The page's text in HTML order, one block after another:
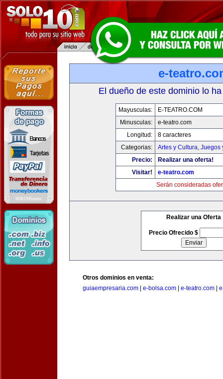
e-
El dueño de este dominio lo
Mayusculas:
E-TEATRO.COM
Minusculas:
e-teatro.com
Longitud:
8 caracteres
Categorias:
Artes y Cultura, Juegos
Precio:
Realizar una oferta!
Visitar!
e-teatro.com
Serán consideradas
Realizar una Oferta
Precio Ofrecido $
Otros dominios en venta:
guiaempresaria.com
e-bolsa.com e-teatro.com